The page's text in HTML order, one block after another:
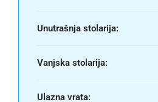
Unutrašnja stolarija:
Vanjska stolarija:
Ulazna vrata: